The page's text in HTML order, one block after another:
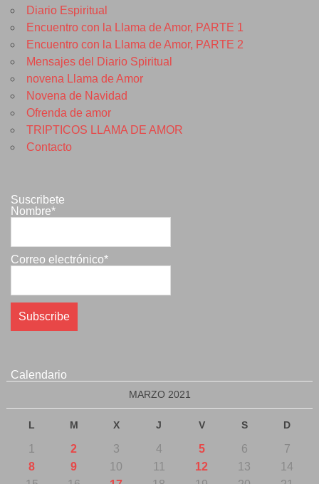
Diario Espiritual
Encuentro con la Llama de Amor, PARTE 1
Encuentro con la Llama de Amor, PARTE 2
Mensajes del Diario Spiritual
novena Llama de Amor
Novena de Navidad
Ofrenda de amor
TRIPTICOS LLAMA DE AMOR
Contacto
Suscribete
Nombre*
Correo electrónico*
Calendario
MARZO 2021
L M X J V S D
1 2 3 4 5 6
7
8
9 10 11 12 13
14